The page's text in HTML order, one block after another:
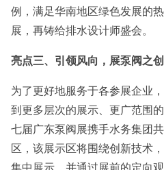
例，满足华南地区绿色发展的
展，再铸给排水设计师盛会。
亮点三、引领风向，展泵阀之
为了更好地服务于各参展企业
到更多层次的展示、更广范围
七届广东泵阀展携手水务集团
区，该展示区将围绕创新技术